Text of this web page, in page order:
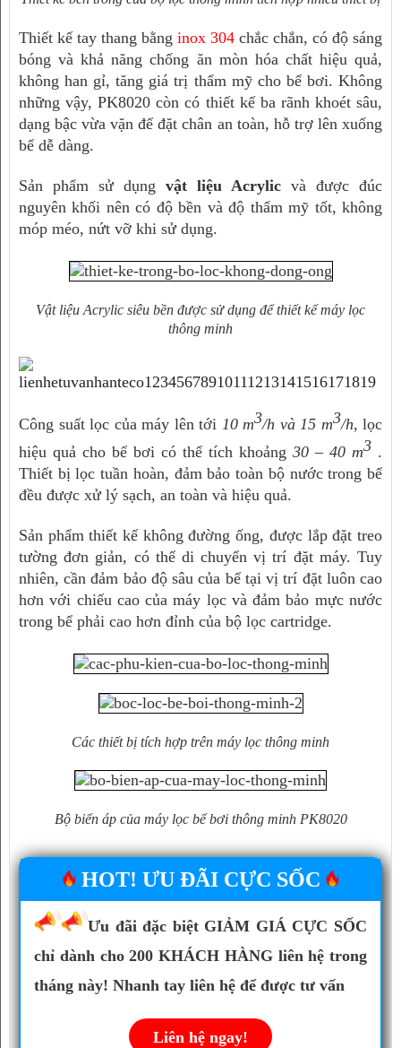
Thiết kế tay thang bằng inox 304 chắc chắn, có độ sáng
bóng và khả năng chống ăn mòn hóa chất hiệu quả,
không han gỉ, tăng giá trị thẩm mỹ cho bể bơi. Không
những vậy, PK8020 còn có thiết kế ba rãnh khoét sâu,
dạng bậc vừa vặn để đặt chân an toàn, hỗ trợ lên xuống
bể dễ dàng.
Sản phẩm sử dụng vật liệu Acrylic và được đúc
nguyên khối nên có độ bền và độ thẩm mỹ tốt, không
móp méo, nứt vỡ khi sử dụng.
Vật liệu Acrylic siêu bền được sử dụng để thiết kế máy lọc
thông minh
Công suất lọc của máy lên tới 10 m3/h và 15 m3/h, lọc
hiệu quả cho bể bơi có thể tích khoảng 30 – 40 m3 .
Thiết bị lọc tuần hoàn, đảm bảo toàn bộ nước trong bể
đều được xử lý sạch, an toàn và hiệu quả.
Sản phẩm thiết kế không đường ống, được lắp đặt treo
tường đơn giản, có thể di chuyển vị trí đặt máy. Tuy
nhiên, cần đảm bảo độ sâu của bể tại vị trí đặt luôn cao
hơn với chiếu cao của máy lọc và đảm bảo mực nước
trong bể phải cao hơn đỉnh của bộ lọc cartridge.
Các thiết bị tích hợp trên máy lọc thông minh
Bộ biến áp của máy lọc bể bơi thông minh PK8020
HOT! ƯU ĐÃI CỰC SỐC
Ưu đãi đặc biệt GIẢM GIÁ CỰC SỐC
chỉ dành cho 200 KHÁCH HÀNG liên hệ trong
tháng này! Nhanh tay liên hệ để được tư vấn
Liên hệ ngay!